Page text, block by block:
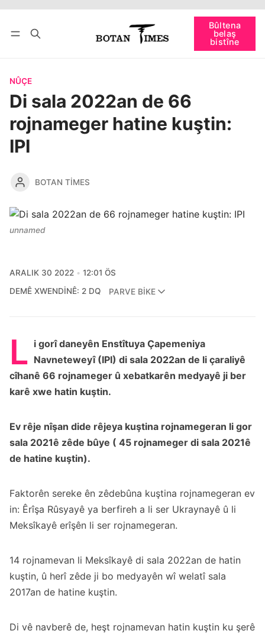
Bûltena
belaş
bistîne
bişopîne
NÛÇE
Di sala 2022an de 66
rojnameger hatine kuştin:
IPI
BOTAN TIMES
unnamed
ARALIK 30 2022
12:01 ÖS
DEMÊ XWENDINÊ: 2 DQ
PARVE BIKE
L i gorî daneyên Enstîtuya Çapemeniya
Navneteweyî (IPI) di sala 2022an de li çaraliyê
cîhanê 66 rojnameger û xebatkarên medyayê ji ber
karê xwe hatin kuştin.
Ev rêje nîşan dide rêjeya kuştina rojnamegeran li gor
sala 2021ê zêde bûye ( 45 rojnameger di sala 2021ê
de hatine kuştin).
Faktorên sereke ên zêdebûna kuştina rojnamegeran ev
in: Êrîşa Rûsyayê ya berfireh a li ser Ukraynayê û li
Meksîkayê erîşên li ser rojnamegeran.
14 rojnamevan li Meksîkayê di sala 2022an de hatin
kuştin, û herî zêde ji bo medyayên wî welatî sala
2017an de hatine kuştin.
Di vê navberê de, heşt rojnamevan hatin kuştin ku şerê